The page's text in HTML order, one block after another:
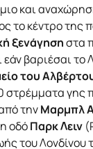
και
το κέντρο της
ξενάγησηστα
εάν βαριέσαι
του
γης
τηνΜαρμπλ
οδόΠαρκ Λειν
του Λονδίνου